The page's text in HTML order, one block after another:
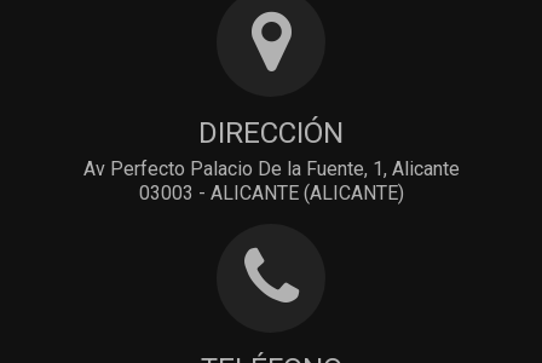
DIRECCIÓN
Av Perfecto Palacio De la Fuente, 1, Alicante
03003 - ALICANTE (ALICANTE)